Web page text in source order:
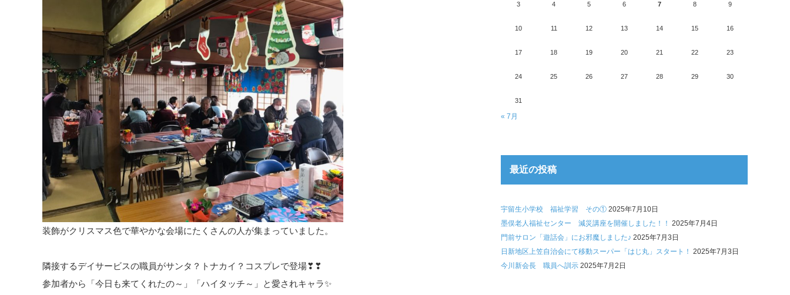
装飾がクリスマス色で華やかな会場にたくさんの人が集まっていました。
隣接するデイサービスの職員がサンタ？トナカイ？コスプレで登場❣❣
参加者から「今日も来てくれたの～」「ハイタッチ～」と愛されキャラ✨
3 4 5 6 7 8 9
10 11 12 13 14 15 16
17 18 19 20 21 22 23
24 25 26 27 28 29 30
31
« 7月
最近の投稿
宇留生小学校 福祉学習 その① 2025年7月10日
墨俣老人福祉センター 減災講座を開催しました！！ 2025年7月4日
門前サロン「遊話会」にお邪魔しました♪ 2025年7月3日
日新地区上笠自治会にて移動スーパー「はじ丸」スタート！ 2025年7月3日
今川新会長 職員へ訓示 2025年7月2日